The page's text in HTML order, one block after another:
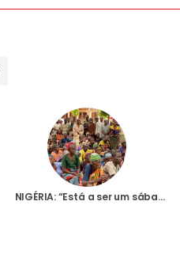
NIGÉRIA: “Está a ser um sábado negro para nós”, relata sacerdote após brutal ataque na Diocese de Makurdi